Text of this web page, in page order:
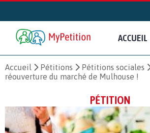
ACCUEIL
Accueil Pétitions Pétitions sociales
réouverture du marché de Mulhouse !
PÉTITION